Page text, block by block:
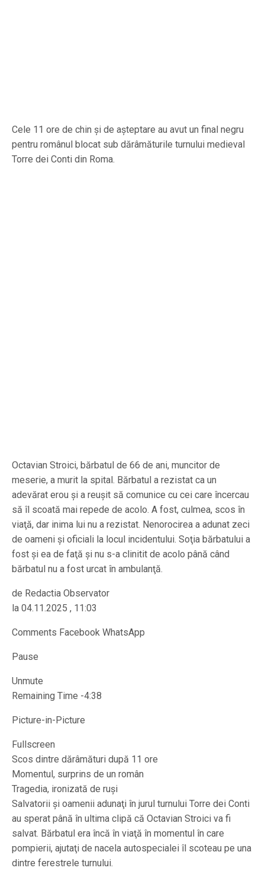
Cele 11 ore de chin şi de aşteptare au avut un final negru
pentru românul blocat sub dărâmăturile turnului medieval
Torre dei Conti din Roma.
Octavian Stroici, bărbatul de 66 de ani, muncitor de
meserie, a murit la spital. Bărbatul a rezistat ca un
adevărat erou şi a reuşit să comunice cu cei care încercau
să îl scoată mai repede de acolo. A fost, culmea, scos în
viaţă, dar inima lui nu a rezistat. Nenorocirea a adunat zeci
de oameni şi oficiali la locul incidentului. Soţia bărbatului a
fost şi ea de faţă şi nu s-a clinitit de acolo până când
bărbatul nu a fost urcat în ambulanţă.
de Redactia Observator
la 04.11.2025 , 11:03
Comments Facebook WhatsApp
Pause
Unmute
Remaining Time -4:38
Picture-in-Picture
Fullscreen
Scos dintre dărâmături după 11 ore
Momentul, surprins de un român
Tragedia, ironizată de ruşi
Salvatorii şi oamenii adunaţi în jurul turnului Torre dei Conti
au sperat până în ultima clipă că Octavian Stroici va fi
salvat. Bărbatul era încă în viaţă în momentul în care
pompierii, ajutaţi de nacela autospecialei îl scoteau pe una
dintre ferestrele turnului.